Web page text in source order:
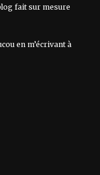
fait sur mesure
en m’écrivant à